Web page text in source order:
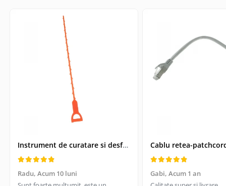
Huse si protectii pentru Apple iPad
Air 10.9 (gen 4/5)
Huse si protectii pentru Apple iPad
Huse si protectii pentru Samsung
Huse si protectii pentru Samsung
Accesorii Televizoare
Boxe 2.1
Instrument de curatare si desfundare coloane de scurgeri, Drain Cleaner, lungime 51 cm
Radu, Acum 10 luni
Gabi, Acum 1 an